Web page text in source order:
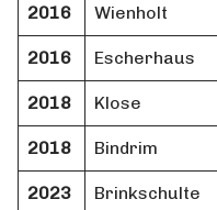
2016 Wienholt
2016 Escherhaus
2018 Klose
2018 Bindrim
2023 Brinkschulte